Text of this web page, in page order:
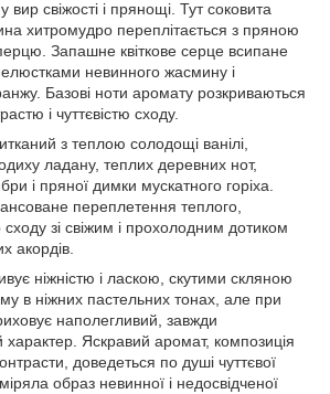
вир свіжості і прянощі. Тут соковита
хитромудро переплітається з пряною
Запашне квіткове серце всипане
невинного жасмину і
Базові ноти аромату розкриваються
і чуттєвістю сходу.
з теплою солодощі ванілі,
ладану, теплих деревних нот,
і пряної димки мускатного горіха.
переплетення теплого,
сходу зі свіжим і прохолодним дотиком
акордів.
ніжністю і ласкою, скутими скляною
в ніжних пастельних тонах, але при
наполегливий, завжди
характер. Яскравий аромат, композиція
доведеться по душі чуттєвої
образ невинної і недосвідченої